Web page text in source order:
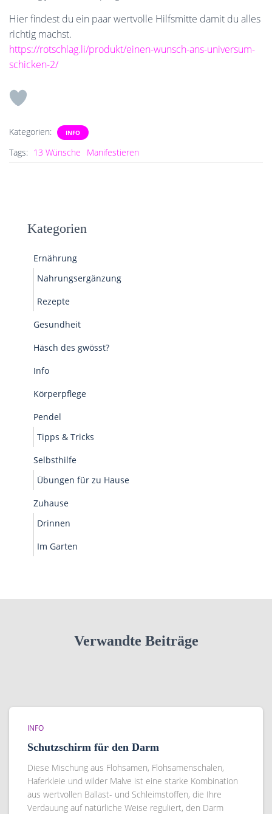
Hier findest du ein paar wertvolle Hilfsmitte damit du alles
richtig machst.
https://rotschlag.li/produkt/einen-wunsch-ans-universum-
schicken-2/
Kategorien: INFO
Tags: 13 Wünsche Manifestieren
Kategorien
Ernährung
Nahrungsergänzung
Rezepte
Gesundheit
Häsch des gwösst?
Info
Körperpflege
Pendel
Tipps & Tricks
Selbsthilfe
Übungen für zu Hause
Zuhause
Drinnen
Im Garten
Verwandte Beiträge
INFO
Schutzschirm für den Darm
Diese Mischung aus Flohsamen, Flohsamenschalen,
Haferkleie und wilder Malve ist eine starke Kombination
aus wertvollen Ballast- und Schleimstoffen, die Ihre
Verdauung auf natürliche Weise reguliert, den Darm